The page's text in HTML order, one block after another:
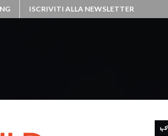
ISCRIVITI ALLA NEWSLETTER